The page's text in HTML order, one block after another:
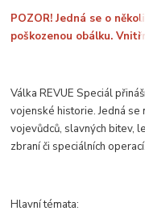
POZOR! Jedná se o
poškozenou obálku.
Válka REVUE Speciál
vojenské historie. Jedná
vojevůdců, slavných bitev,
zbraní či speciálních operací.
Hlavní témata: